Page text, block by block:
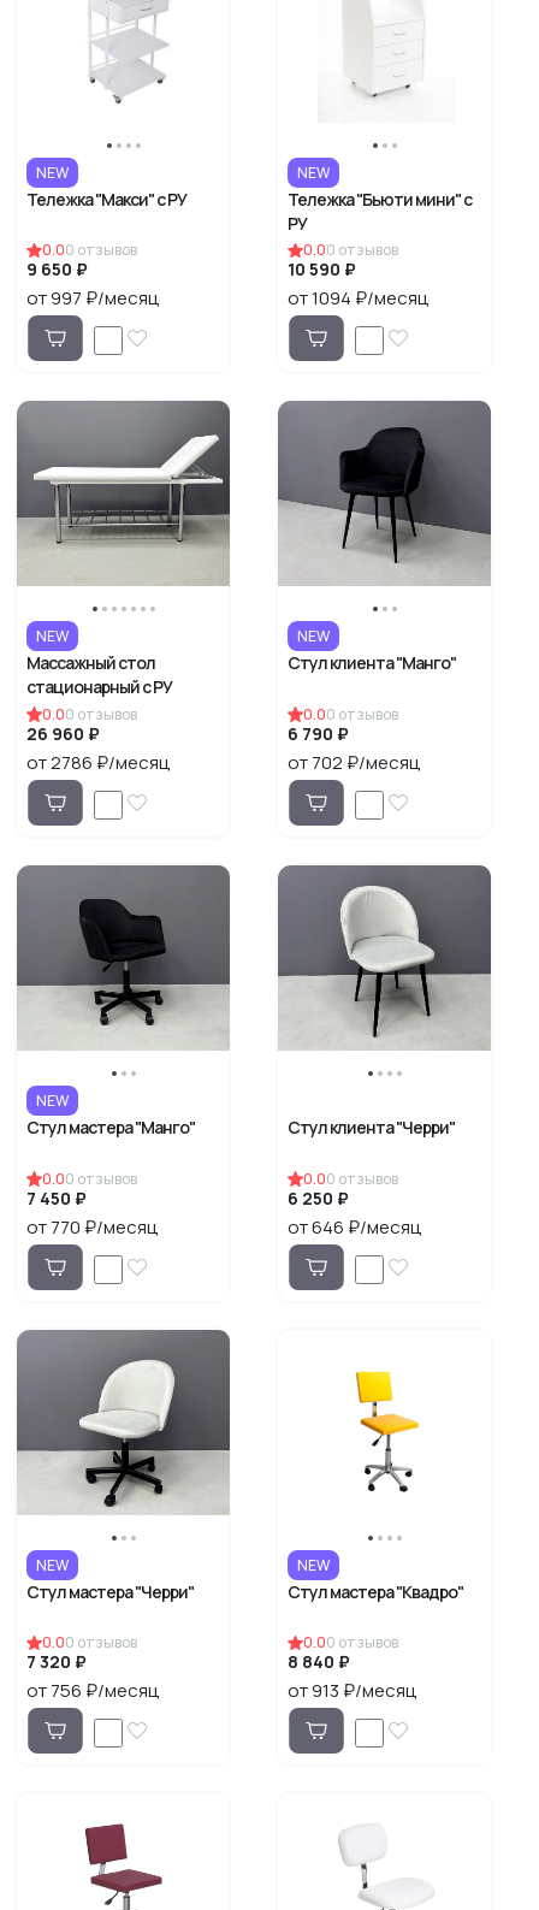
NEW
Тележка "Макси" с РУ
0.00 отзывов
9 650 ₽
от 997 ₽/месяц
NEW
Тележка "Бьюти мини" с
РУ
0.00 отзывов
10 590 ₽
от 1094 ₽/месяц
NEW
Массажный стол
стационарный с РУ
0.00 отзывов
26 960 ₽
от 2786 ₽/месяц
NEW
Стул клиента "Манго"
0.00 отзывов
6 790 ₽
от 702 ₽/месяц
NEW
Стул мастера "Манго"
0.00 отзывов
7 450 ₽
от 770 ₽/месяц
Стул клиента "Черри"
0.00 отзывов
6 250 ₽
от 646 ₽/месяц
NEW
Стул мастера "Черри"
0.00 отзывов
7 320 ₽
от 756 ₽/месяц
NEW
Стул мастера "Квадро"
0.00 отзывов
8 840 ₽
от 913 ₽/месяц